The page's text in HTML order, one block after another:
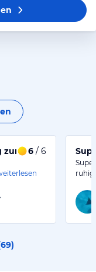
zum Christkindlma.
6 / 6
69)